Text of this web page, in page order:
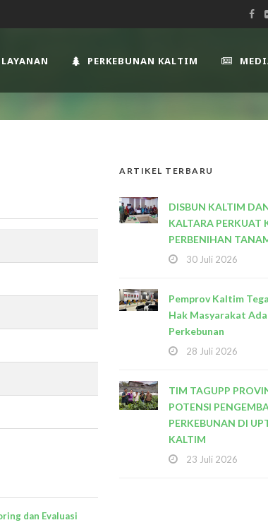
PERKEBUNAN KALTIM
dan Evaluasi
ARTIKEL TERBARU
DISBUN KALTIM
KALTARA PERKUAT
PERBENIHAN
30 Juli 2026
Pemprov Kaltim
Hak Masyarakat
Perkebunan
28 Juli 2026
TIM TAGUPP
POTENSI
PERKEBUNAN DI
KALTIM
23 Juli 2026